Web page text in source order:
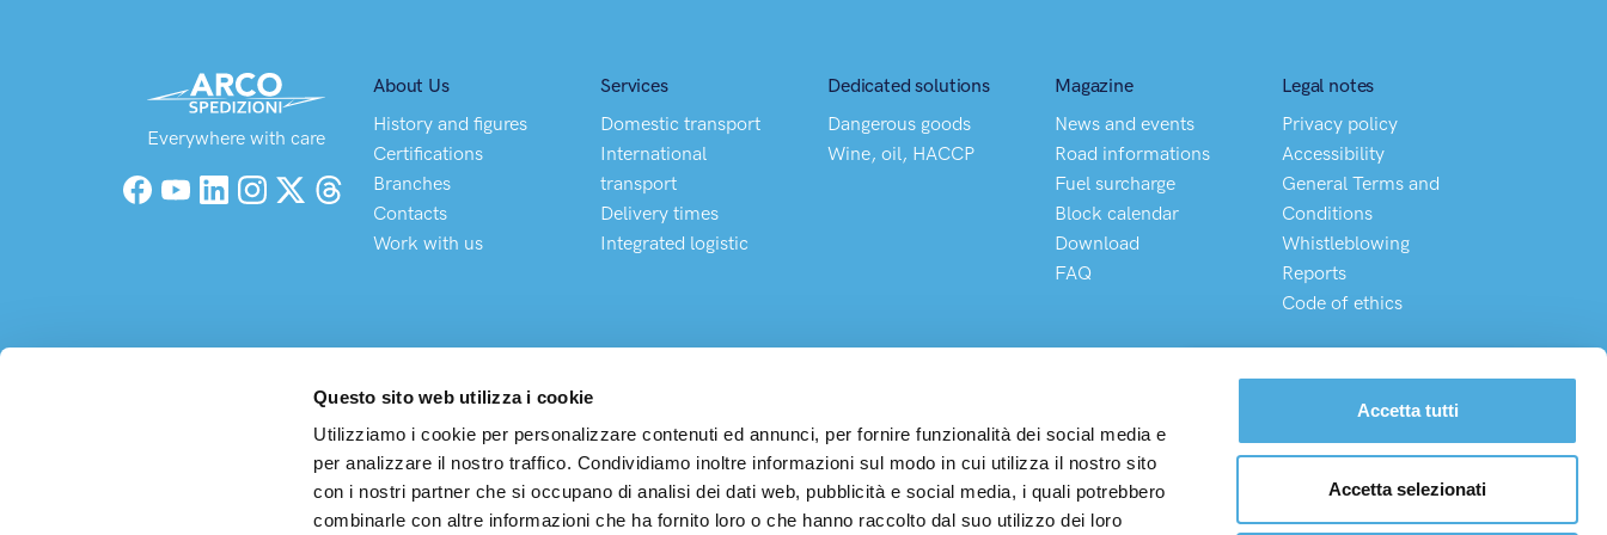
Questo sito web utilizza i cookie
Utilizziamo i cookie per personalizzare contenuti ed annunci, per fornire funzionalità dei social media e
per analizzare il nostro traffico. Condividiamo inoltre informazioni sul modo in cui utilizza il nostro sito
con i nostri partner che si occupano di analisi dei dati web, pubblicità e social media, i quali potrebbero
combinarle con altre informazioni che ha fornito loro o che hanno raccolto dal suo utilizzo dei loro
Accetta tutti
Accetta selezionati
Everywhere with care
Facebook
YouTubeLinkedInInstagramX (Twitter)
Threads
About Us
History and figures
Certifications
Branches
Contacts
Work with us
Services
Domestic transport
International
transport
Delivery times
Integrated logistic
Dedicated solutions
Dangerous goods
Wine, oil, HACCP
Magazine
News and events
Road informations
Fuel surcharge
Block calendar
Download
FAQ
Legal notes
Privacy policy
Accessibility
General Terms and
Conditions
Whistleblowing
Reports
Code of ethics
Arco Spedizioni S.p.A
Headquarter and Operational Office: Via Buonarroti, 203 – 20900 Monza (MB) P.I. 08975100150